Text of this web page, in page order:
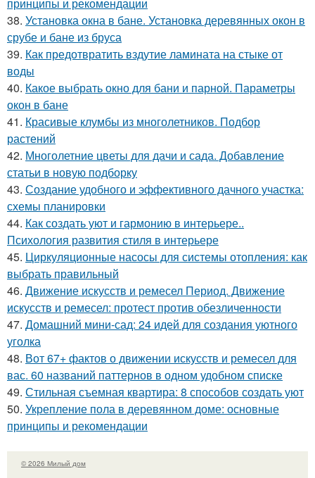
принципы и рекомендации
38. Установка окна в бане. Установка деревянных окон в
срубе и бане из бруса
39. Как предотвратить вздутие ламината на стыке от
воды
40. Какое выбрать окно для бани и парной. Параметры
окон в бане
41. Красивые клумбы из многолетников. Подбор
растений
42. Многолетние цветы для дачи и сада. Добавление
статьи в новую подборку
43. Создание удобного и эффективного дачного участка:
схемы планировки
44. Как создать уют и гармонию в интерьере..
Психология развития стиля в интерьере
45. Циркуляционные насосы для системы отопления: как
выбрать правильный
46. Движение искусств и ремесел Период. Движение
искусств и ремесел: протест против обезличенности
47. Домашний мини-сад: 24 идей для создания уютного
уголка
48. Вот 67+ фактов о движении искусств и ремесел для
вас. 60 названий паттернов в одном удобном списке
49. Стильная съемная квартира: 8 способов создать уют
50. Укрепление пола в деревянном доме: основные
принципы и рекомендации
© 2026 Милый дом